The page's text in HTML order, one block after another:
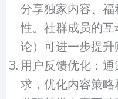
分享独家内容、
性。社群成员的
论）可进一步提升
用户反馈优化：
求，优化内容策